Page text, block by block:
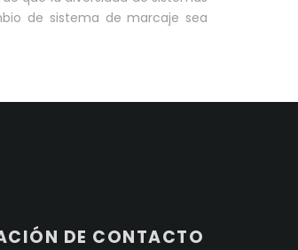
de sistema de marcaje sea
DE CONTACTO